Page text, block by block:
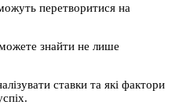
перетворитися на
знайти не лише
ставки та які фактори